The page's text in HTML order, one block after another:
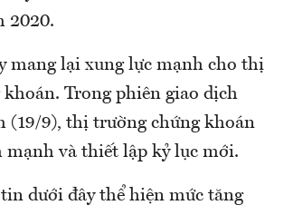
2020.
mang lại xung lực mạnh cho thị
Trong phiên giao dịch
(19/9), thị trường chứng khoán
mạnh và thiết lập kỷ lục mới.
dưới đây thể hiện mức tăng